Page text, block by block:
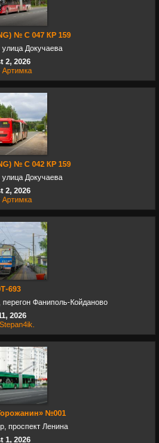
№ С 047 КР 159
Докучаева
2, 2026
Артимка
№ С 042 КР 159
Докучаева
2, 2026
Артимка
693
Фаниполь-Койданово
2026
Stepan4ik.
№001
проспект Ленина
1, 2026